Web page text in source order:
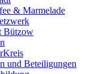
& Marmelade
Bützow
und Beteiligungen